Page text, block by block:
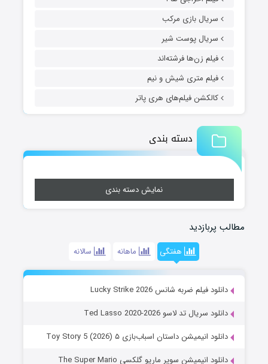
سریال بازی مرکب
سریال پوست شیر
فیلم زن‌ها فرشته‌اند
فیلم متری شیش و نیم
کالکشن فیلم‌های هری پاتر
دسته بندی
نمایش دسته بندی
مطالب پربازدید
هفتگی ماهانه سالانه
دانلود فیلم ضربه شانس Lucky Strike 2026
دانلود سریال تد لاسو Ted Lasso 2020-2026
دانلود انیمیشن داستان اسباب‌بازی ۵ Toy Story 5 (2026)
دانلود انیمیشن سوپر ماریو گلکسی The Super Mario